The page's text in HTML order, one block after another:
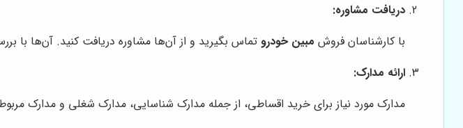
دریافت مشاوره:
با کارشناسان فروش مبین خودرو تماس بگیرید و از آن‌ها مشاوره دریافت کنید. آن‌ها با
ارائه مدارک:
مدارک مورد نیاز برای خرید اقساطی، از جمله مدارک شناسایی، مدارک شغلی و مدارک